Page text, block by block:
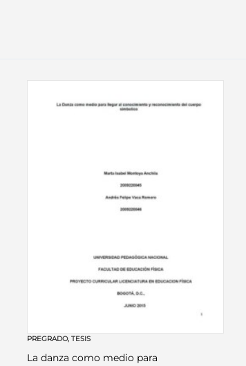
PREGRADO,TESIS
La danza como medio para